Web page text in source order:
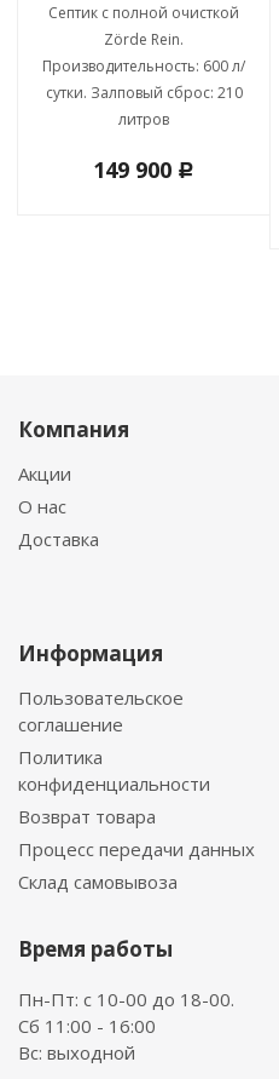
Септик с полной очисткой
Zörde Rein.
Производительность: 600 л/
сутки. Залповый сброс: 210
литров
149 900 c
Компания
Акции
О нас
Доставка
Информация
Пользовательское
соглашение
Политика
конфиденциальности
Возврат товара
Процесс передачи данных
Склад самовывоза
Время работы
Пн-Пт: с 10-00 до 18-00.
Сб 11:00 - 16:00
Вс: выходной